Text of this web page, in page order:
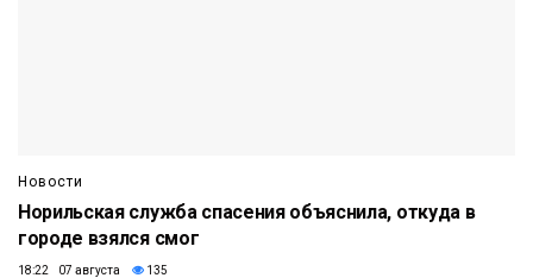
Новости
Норильская служба спасения объяснила, откуда в
городе взялся смог
18:22 07 августа 135